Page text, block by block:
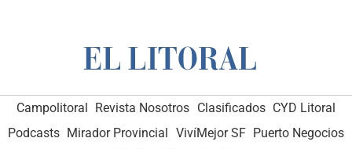
Campolitoral Revista Nosotros Clasificados CYD Litoral
Podcasts Mirador Provincial VivíMejor SF Puerto Negocios